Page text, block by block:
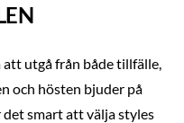
utgå från både tillfälle,
och hösten bjuder på
smart att välja styles